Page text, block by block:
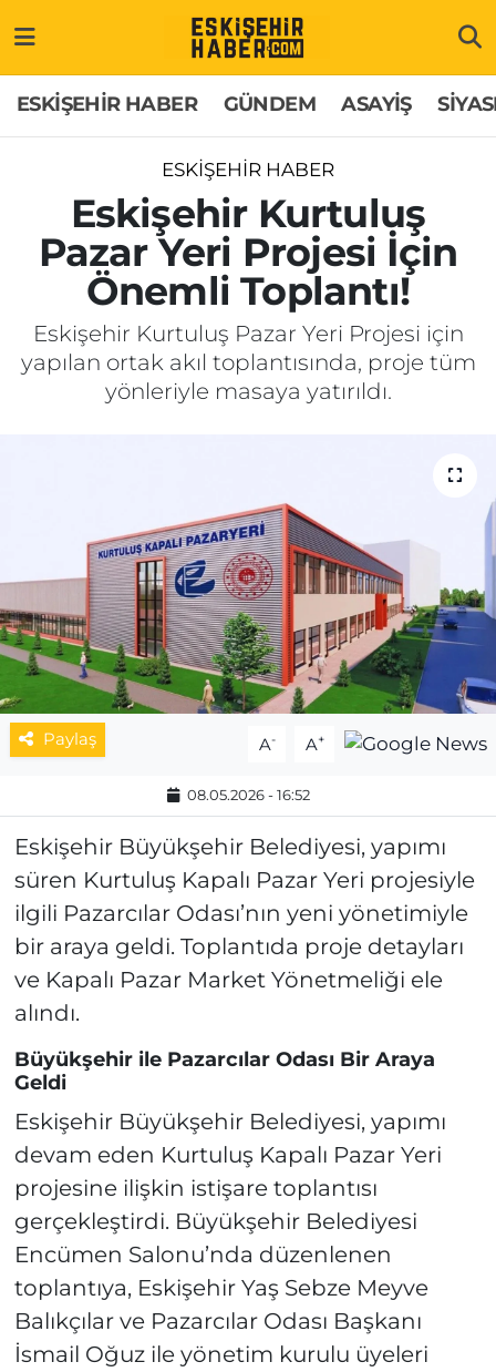
ESKİŞEHİR HABER GÜNDEM ASAYİŞ
ESKİŞEHİR HABER
Eskişehir Kurtuluş
Pazar Yeri Projesi İçin
Önemli Toplantı!
Eskişehir Kurtuluş Pazar Yeri Projesi için
yapılan ortak akıl toplantısında, proje tüm
yönleriyle masaya yatırıldı.
Paylaş A- A+
08.05.2026 - 16:52
Eskişehir Büyükşehir Belediyesi, yapımı
süren Kurtuluş Kapalı Pazar Yeri projesiyle
ilgili Pazarcılar Odası’nın yeni yönetimiyle
bir araya geldi. Toplantıda proje detayları
ve Kapalı Pazar Market Yönetmeliği ele
alındı.
Büyükşehir ile Pazarcılar Odası Bir Araya
Geldi
Eskişehir Büyükşehir Belediyesi, yapımı
devam eden Kurtuluş Kapalı Pazar Yeri
projesine ilişkin istişare toplantısı
gerçekleştirdi. Büyükşehir Belediyesi
Encümen Salonu’nda düzenlenen
toplantıya, Eskişehir Yaş Sebze Meyve
Balıkçılar ve Pazarcılar Odası Başkanı
İsmail Oğuz ile yönetim kurulu üyeleri
GÜNDEM
ASAYİŞ
SİYASET
EKONOMİ
SAĞLIK
MAGAZİN
ESKİŞEHİRSPOR
Hakkımızda
İletişim
Künye
Odunpazarı Trafik Yoğunluk Haritası
Süper Lig Puan Durumu ve Fikstür
Tüm Manşetler
Son Dakika Haberleri
Haber Arşivi